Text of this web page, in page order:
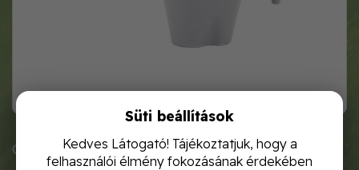
Cikkszám: 701-223
Süti beállítások
Kedves Látogató! Tájékoztatjuk, hogy a
felhasználói élmény fokozásának érdekében